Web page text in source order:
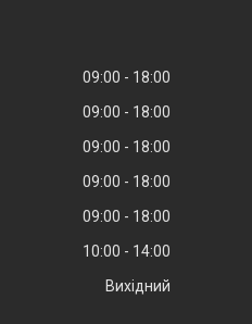
09:00
18:00
09:00
18:00
09:00
18:00
09:00
18:00
09:00
18:00
10:00
14:00
Вихідний